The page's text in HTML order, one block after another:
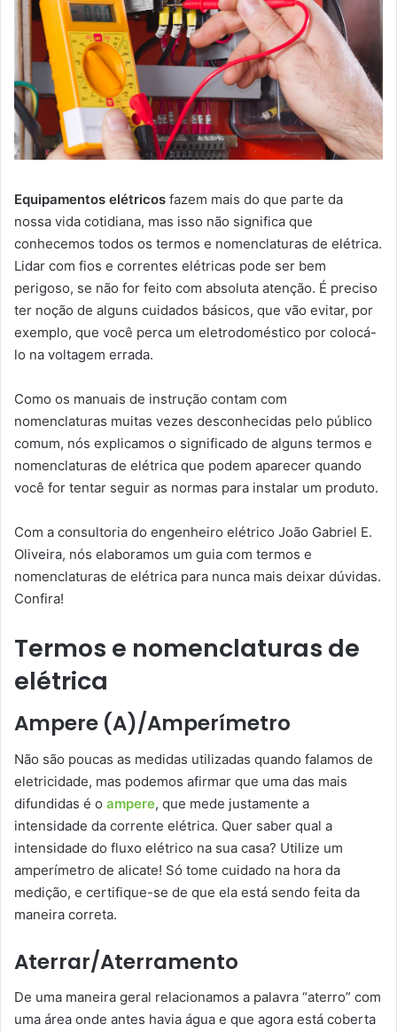
Equipamentos elétricos fazem mais do que parte da
nossa vida cotidiana, mas isso não significa que
conhecemos todos os termos e nomenclaturas de elétrica.
Lidar com fios e correntes elétricas pode ser bem
perigoso, se não for feito com absoluta atenção. É preciso
ter noção de alguns cuidados básicos, que vão evitar, por
exemplo, que você perca um eletrodoméstico por colocá-
lo na voltagem errada.
Como os manuais de instrução contam com
nomenclaturas muitas vezes desconhecidas pelo público
comum, nós explicamos o significado de alguns termos e
nomenclaturas de elétrica que podem aparecer quando
você for tentar seguir as normas para instalar um produto.
Com a consultoria do engenheiro elétrico João Gabriel E.
Oliveira, nós elaboramos um guia com termos e
nomenclaturas de elétrica para nunca mais deixar dúvidas.
Confira!
Termos e nomenclaturas de
elétrica
Ampere (A)/Amperímetro
Não são poucas as medidas utilizadas quando falamos de
eletricidade, mas podemos afirmar que uma das mais
difundidas é o ampere, que mede justamente a
intensidade da corrente elétrica. Quer saber qual a
intensidade do fluxo elétrico na sua casa? Utilize um
amperímetro de alicate! Só tome cuidado na hora da
medição, e certifique-se de que ela está sendo feita da
maneira correta.
Aterrar/Aterramento
De uma maneira geral relacionamos a palavra “aterro” com
uma área onde antes havia água e que agora está coberta